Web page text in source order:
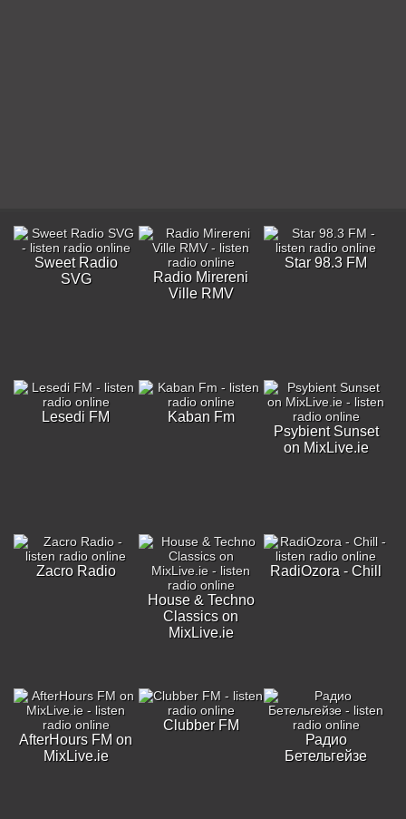
Sweet Radio
SVG
Radio Mirereni
Ville RMV
Star 98.3 FM
Lesedi FM
Kaban Fm
Psybient Sunset
on MixLive.ie
Zacro Radio
House & Techno
Classics on
MixLive.ie
RadiOzora - Chill
AfterHours FM on
MixLive.ie
Clubber FM
Радио
Бетельгейзе